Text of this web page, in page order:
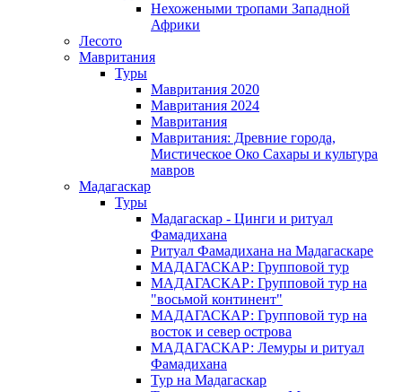
Нехожеными тропами Западной
Африки
Лесото
Мавритания
Туры
Мавритания 2020
Мавритания 2024
Мавритания
Мавритания: Древние города,
Мистическое Око Сахары и культура
мавров
Мадагаскар
Туры
Мадагаскар - Цинги и ритуал
Фамадихана
Ритуал Фамадихана на Мадагаскаре
МАДАГАСКАР: Групповой тур
МАДАГАСКАР: Групповой тур на
"восьмой континент"
МАДАГАСКАР: Групповой тур на
восток и север острова
МАДАГАСКАР: Лемуры и ритуал
Фамадихана
Тур на Мадагаскар